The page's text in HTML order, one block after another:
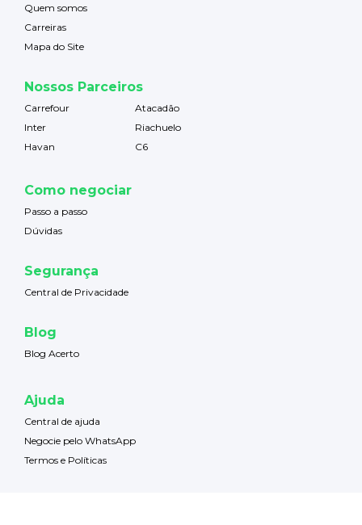
Quem somos
Carreiras
Mapa do Site
Nossos Parceiros
Carrefour
Atacadão
Inter
Riachuelo
Havan
C6
Como negociar
Passo a passo
Dúvidas
Segurança
Central de Privacidade
Blog
Blog Acerto
Ajuda
Central de ajuda
Negocie pelo WhatsApp
Termos e Políticas